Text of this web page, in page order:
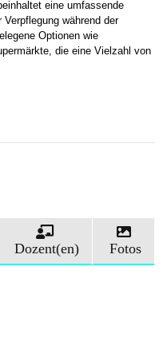
eine umfassende
während der
Optionen wie
die eine Vielzahl von
Dozent(en) Fotos